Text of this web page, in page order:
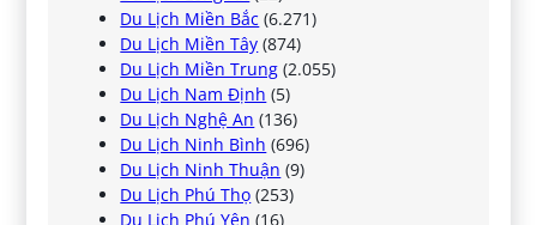
Du Lịch Miền Bắc (6.271)
Du Lịch Miền Tây (874)
Du Lịch Miền Trung (2.055)
Du Lịch Nam Định (5)
Du Lịch Nghệ An (136)
Du Lịch Ninh Bình (696)
Du Lịch Ninh Thuận (9)
Du Lịch Phú Thọ (253)
Du Lịch Phú Yên (16)